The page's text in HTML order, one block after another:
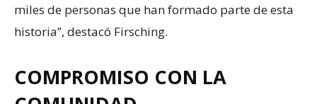
miles de personas que han formado parte de esta
historia”, destacó Firsching.
COMPROMISO CON LA